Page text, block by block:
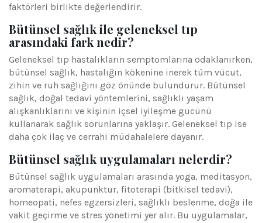
faktörleri birlikte değerlendirir.
Bütünsel sağlık ile geleneksel tıp
arasındaki fark nedir?
Geleneksel tıp hastalıkların semptomlarına odaklanırken,
bütünsel sağlık, hastalığın kökenine inerek tüm vücut,
zihin ve ruh sağlığını göz önünde bulundurur. Bütünsel
sağlık, doğal tedavi yöntemlerini, sağlıklı yaşam
alışkanlıklarını ve kişinin içsel iyileşme gücünü
kullanarak sağlık sorunlarına yaklaşır. Geleneksel tıp ise
daha çok ilaç ve cerrahi müdahalelere dayanır.
Bütünsel sağlık uygulamaları nelerdir?
Bütünsel sağlık uygulamaları arasında yoga, meditasyon,
aromaterapi, akupunktur, fitoterapi (bitkisel tedavi),
homeopati, nefes egzersizleri, sağlıklı beslenme, doğa ile
vakit geçirme ve stres yönetimi yer alır. Bu uygulamalar,